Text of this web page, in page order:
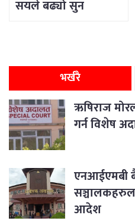
सयले बढ्यो सुन
भर्खरै
ऋषिराज
गर्न विशेष
एनआईएमबी
आदेश